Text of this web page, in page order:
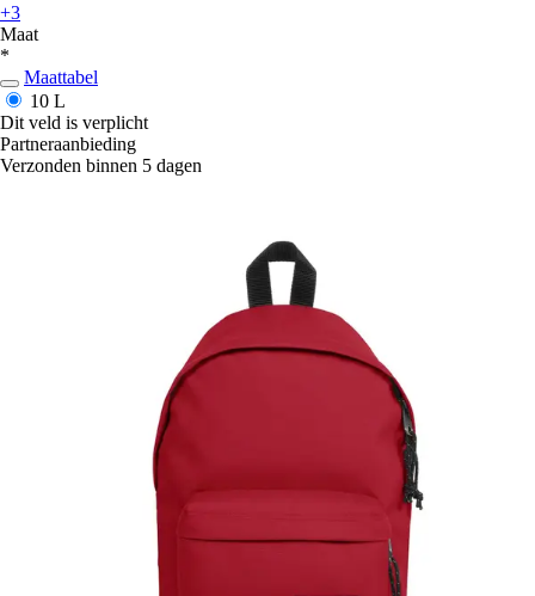
+3
Maat
*
Maattabel
10 L
Dit veld is verplicht
Partneraanbieding
Verzonden binnen 5 dagen